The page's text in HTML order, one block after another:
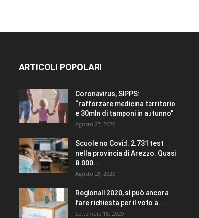
ARTICOLI POPOLARI
Coronavirus, SIPPS:
“rafforzare medicina territorio
e 30mln di tamponi in autunno”
Agosto 27, 2020
Scuole no Covid: 2.731 test
nella provincia di Arezzo. Quasi
8.000...
Agosto 29, 2020
Regionali 2020, si può ancora
fare richiesta per il voto a...
Settembre 18, 2020